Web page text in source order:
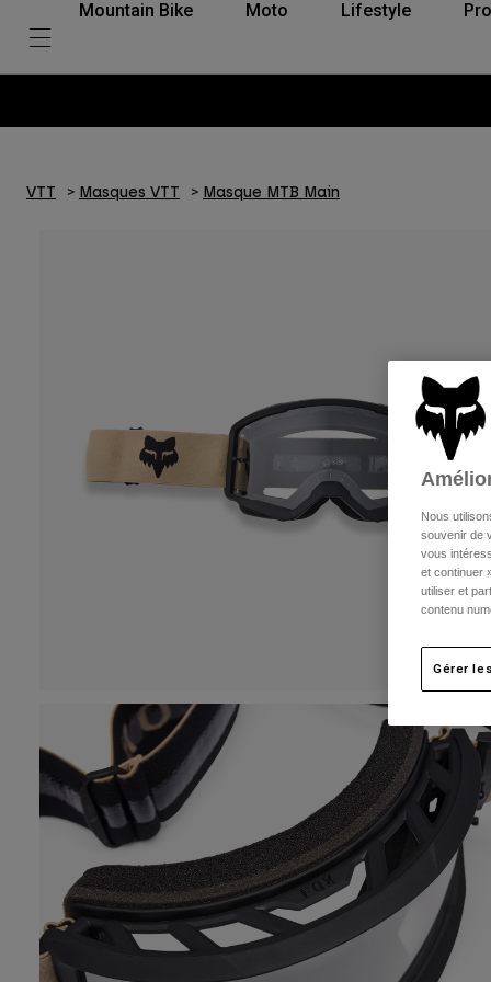
Mountain Bike Moto Lifestyle
VTT Masques VTT Masque MTB Main
Nous
souvenir de
vous
et continuer
utiliser et
contenu
Gérer